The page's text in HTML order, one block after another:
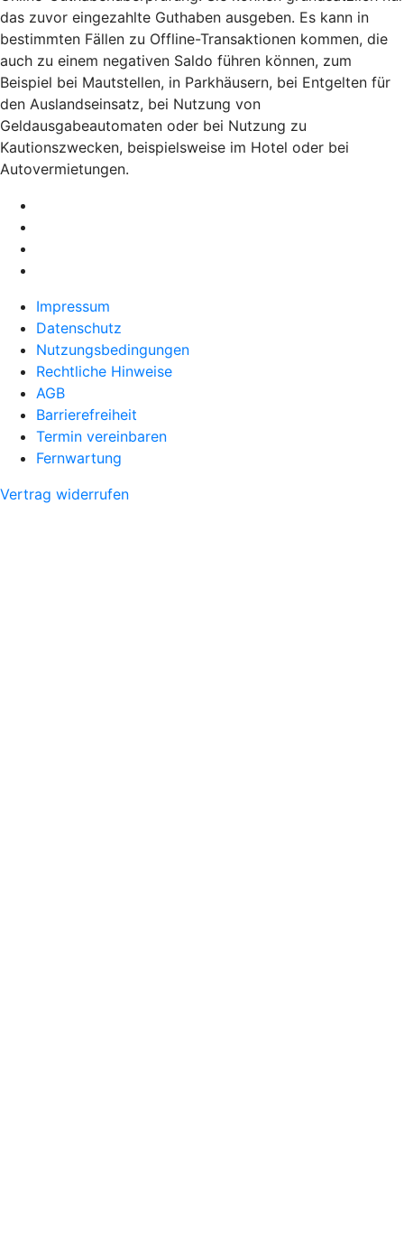
das zuvor eingezahlte Guthaben ausgeben. Es kann in
bestimmten Fällen zu Offline-Transaktionen kommen, die
auch zu einem negativen Saldo führen können, zum
Beispiel bei Mautstellen, in Parkhäusern, bei Entgelten für
den Auslandseinsatz, bei Nutzung von
Geldausgabeautomaten oder bei Nutzung zu
Kautionszwecken, beispielsweise im Hotel oder bei
Autovermietungen.
Impressum
Datenschutz
Nutzungsbedingungen
Rechtliche Hinweise
AGB
Barrierefreiheit
Termin vereinbaren
Fernwartung
Vertrag widerrufen